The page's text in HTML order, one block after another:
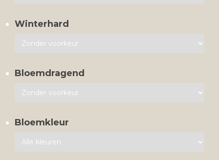
Winterhard
Bloemdragend
Bloemkleur